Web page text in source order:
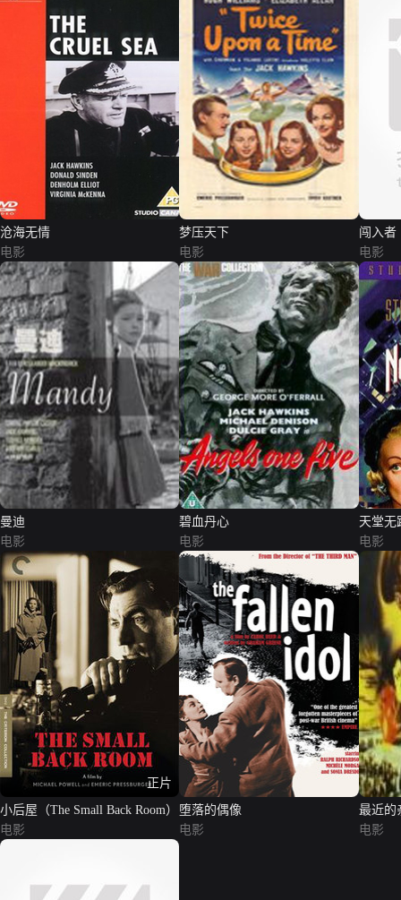
沧海无情
电影
梦压天下
电影
闯入者
电影
曼迪
电影
碧血丹心
电影
天堂无
电影
正片
小后屋（The Small Back Room）
电影
堕落的偶像
电影
最近的
电影